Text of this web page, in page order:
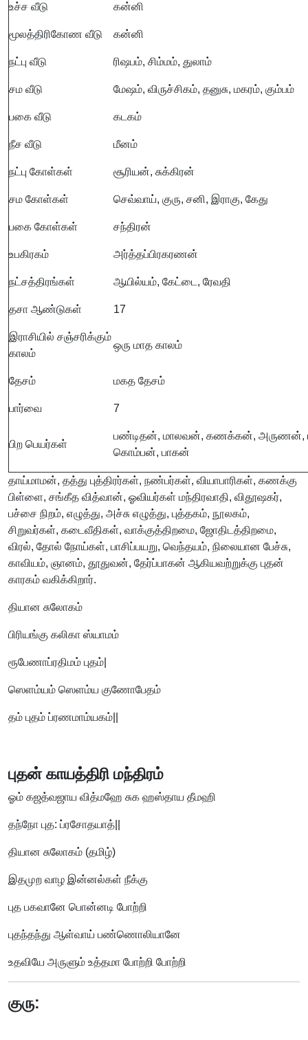
உச்ச வீடு கன்னி
மூலத்திரிகோண வீடு கன்னி
நட்பு வீடு ரிஷபம், சிம்மம், துலாம்
சம வீடு மேஷம், விருச்சிகம், தனுசு, மகரம், கும்பம்
பகை வீடு கடகம்
நீச வீடு மீனம்
நட்பு கோள்கள் சூரியன், சுக்கிரன்
சம கோள்கள் செவ்வாய், குரு, சனி, இராகு, கேது
பகை கோள்கள் சந்திரன்
உபகிரகம் அர்த்தப்பிரகரணன்
நட்சத்திரங்கள் ஆயில்யம், கேட்டை, ரேவதி
தசா ஆண்டுகள் 17
இராசியில் சஞ்சரிக்கும்
காலம்
ஒரு மாத காலம்
தேசம் மகத தேசம்
பார்வை 7
பிற பெயர்கள்
பண்டிதன், மாலவன், கணக்கன், அருணன்,
கொம்பன், பாகன்
தாய்மாமன், தத்து புத்திரர்கள், நண்பர்கள், வியாபாரிகள், கணக்கு
பிள்ளை, சங்கீத வித்வான், ஓவியர்கள் மந்திரவாதி, விதூஷகர்,
பச்சை நிறம், எழுத்து, அச்சு எழுத்து, புத்தகம், நூலகம்,
சிறுவர்கள், கடைவீதிகள், வாக்குத்திறமை, ஜோதிடத்திறமை,
விரல், தோல் நோய்கள், பாசிப்பயறு, வெந்தயம், நிலையான பேச்சு,
காவியம், ஞானம், தூதுவன், தேர்ப்பாகன் ஆகியவற்றுக்கு புதன்
காரகம் வகிக்கிறார்.
தியான சுலோகம்
பிரியங்கு கலிகா ஸ்யாமம்
ரூபேணாப்ரதிமம் புதம்|
ஸெளம்யம் ஸெளம்ய குணோபேதம்
தம் புதம் ப்ரணமாம்யகம்||
புதன் காயத்திரி மந்திரம்
ஓம் கஜத்வஜாய வித்மஹே சுக ஹஸ்தாய தீமஹி
தந்நோ புத: ப்ரசோதயாத்||
தியான சுலோகம் (தமிழ்)
இதமுற வாழ இன்னல்கள் நீக்கு
புத பகவானே பொன்னடி போற்றி
புதந்தந்து ஆள்வாய் பண்ணொலியானே
உதவியே அருளும் உத்தமா போற்றி போற்றி
குரு: